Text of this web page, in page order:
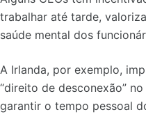
trabalhar até tarde,
saúde mental dos
A Irlanda, por exemplo,
“direito de desconexão”
garantir o tempo pessoal